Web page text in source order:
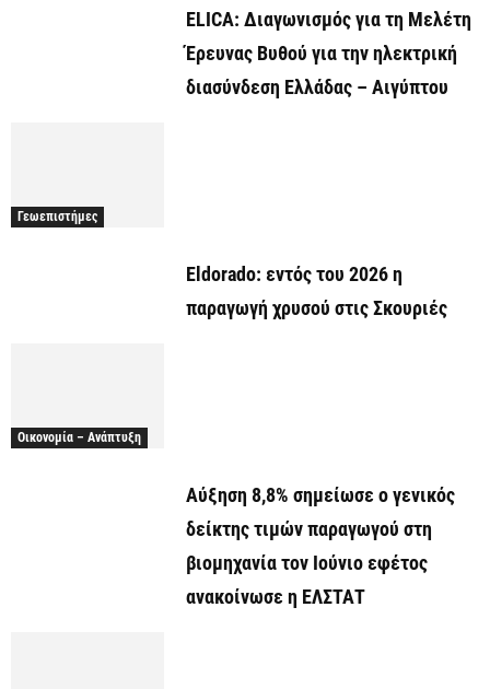
ELICA: Διαγωνισμός για τη Μελέτη
Έρευνας Βυθού για την ηλεκτρική
διασύνδεση Ελλάδας – Αιγύπτου
Γεωεπιστήμες
Eldorado: εντός του 2026 η
παραγωγή χρυσού στις Σκουριές
Οικονομία – Ανάπτυξη
Αύξηση 8,8% σημείωσε ο γενικός
δείκτης τιμών παραγωγού στη
βιομηχανία τον Ιούνιο εφέτος
ανακοίνωσε η ΕΛΣΤΑΤ